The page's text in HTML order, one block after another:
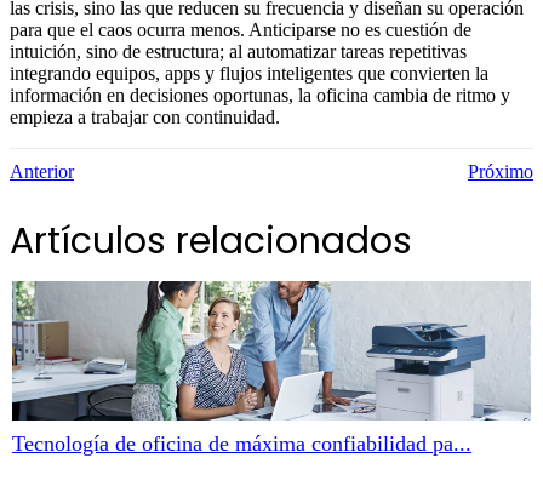
las crisis, sino las que reducen su frecuencia y diseñan su operación
para que el caos ocurra menos. Anticiparse no es cuestión de
intuición, sino de estructura; al automatizar tareas repetitivas
integrando equipos, apps y flujos inteligentes que convierten la
información en decisiones oportunas, la oficina cambia de ritmo y
empieza a trabajar con continuidad.
Anterior Próximo
Artículos relacionados
Tecnología de oficina de máxima confiabilidad pa...